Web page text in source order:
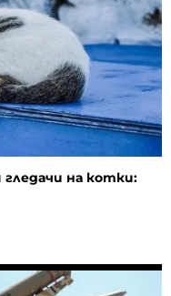
на котки: